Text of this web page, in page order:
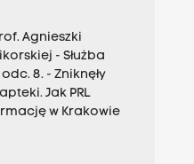
Agnieszki
- Służba
8. - Zniknęły
Jak PRL
w Krakowie